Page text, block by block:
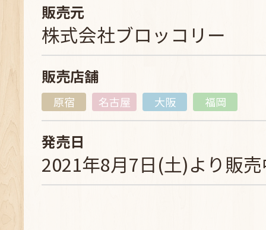
販売元
株式会社ブロッコリー
販売店舗
原宿 名古屋 大阪 福岡
発売日
2021年8月7日(土)より販